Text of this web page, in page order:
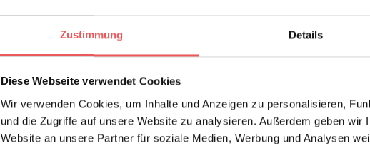
Zustimmung Details
Diese Webseite verwendet Cookies
Wir verwenden Cookies, um Inhalte und Anzeigen zu personalisieren,
und die Zugriffe auf unsere Website zu analysieren. Außerdem geben wir
Website an unsere Partner für soziale Medien, Werbung und Analysen